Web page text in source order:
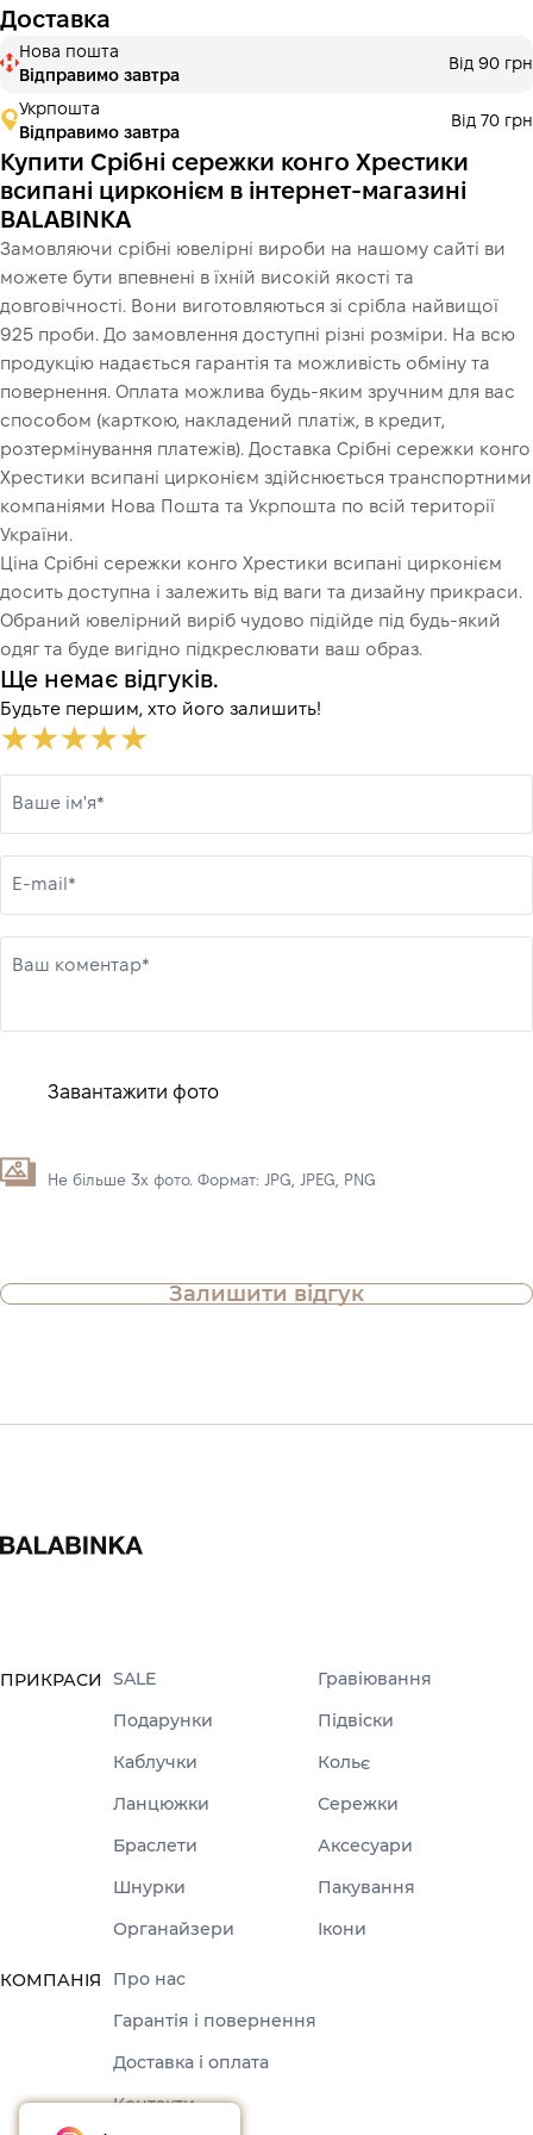
Доставка
Нова пошта
Відправимо завтра
Від 90 грн
Укрпошта
Відправимо завтра
Від 70 грн
Купити Срібні сережки конго Хрестики
всипані цирконієм в інтернет-магазині
BALABINKA
Замовляючи срібні ювелірні вироби на нашому сайті ви
можете бути впевнені в їхній високій якості та
довговічності. Вони виготовляються зі срібла найвищої
925 проби. До замовлення доступні різні розміри. На всю
продукцію надається гарантія та можливість обміну та
повернення. Оплата можлива будь-яким зручним для вас
способом (карткою, накладений платіж, в кредит,
розтермінування платежів). Доставка Срібні сережки конго
Хрестики всипані цирконієм здійснюється транспортними
компаніями Нова Пошта та Укрпошта по всій території
України.
Ціна Срібні сережки конго Хрестики всипані цирконієм
досить доступна і залежить від ваги та дизайну прикраси.
Обраний ювелірний виріб чудово підійде під будь-який
одяг та буде вигідно підкреслювати ваш образ.
Ще немає відгуків.
Будьте першим, хто його залишить!
Ваше ім'я*
E-mail*
Ваш коментар*
Завантажити фото
Не більше 3х фото. Формат: JPG, JPEG, PNG
Залишити відгук
ПРИКРАСИ SALE
Гравіювання
Подарунки
Підвіски
Каблучки
Кольє
Ланцюжки
Сережки
Браслети
Аксесуари
Шнурки
Пакування
Органайзери
Ікони
КОМПАНІЯ
Про нас
Гарантія і повернення
Доставка і оплата
Контакти